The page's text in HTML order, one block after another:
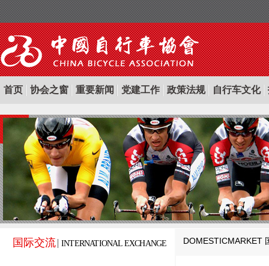
首页 协会之窗 重要新闻 党建工作 政策法规 自行车文化
国际交流 INTERNATIONAL EXCHANGE DOMESTICMARKET